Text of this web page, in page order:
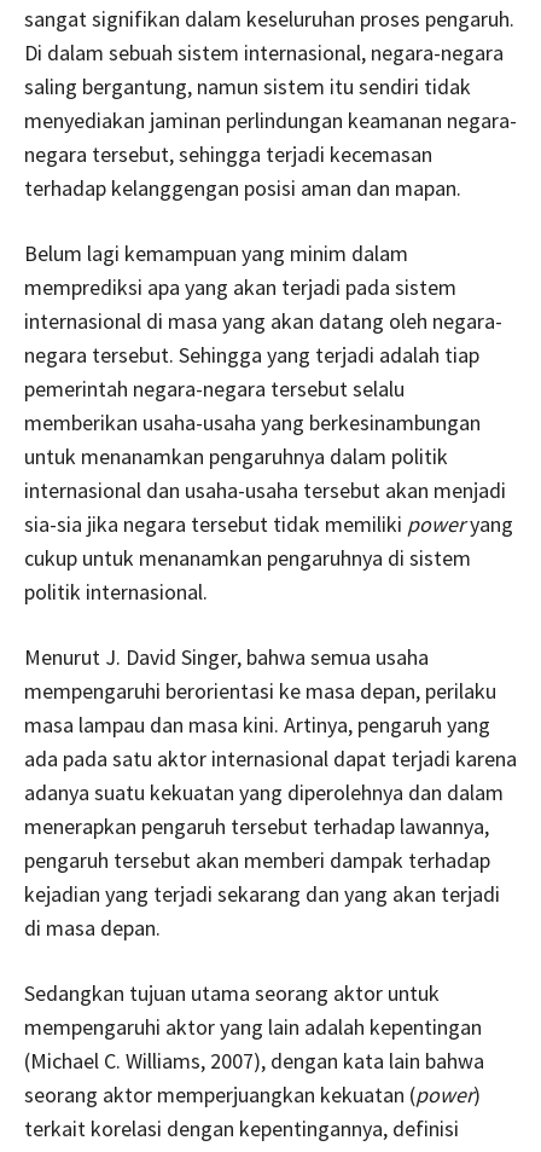
sangat signifikan dalam keseluruhan proses pengaruh.
Di dalam sebuah sistem internasional, negara-negara
saling bergantung, namun sistem itu sendiri tidak
menyediakan jaminan perlindungan keamanan negara-
negara tersebut, sehingga terjadi kecemasan
terhadap kelanggengan posisi aman dan mapan.
Belum lagi kemampuan yang minim dalam
memprediksi apa yang akan terjadi pada sistem
internasional di masa yang akan datang oleh negara-
negara tersebut. Sehingga yang terjadi adalah tiap
pemerintah negara-negara tersebut selalu
memberikan usaha-usaha yang berkesinambungan
untuk menanamkan pengaruhnya dalam politik
internasional dan usaha-usaha tersebut akan menjadi
sia-sia jika negara tersebut tidak memiliki poweryang
cukup untuk menanamkan pengaruhnya di sistem
politik internasional.
Menurut J. David Singer, bahwa semua usaha
mempengaruhi berorientasi ke masa depan, perilaku
masa lampau dan masa kini. Artinya, pengaruh yang
ada pada satu aktor internasional dapat terjadi karena
adanya suatu kekuatan yang diperolehnya dan dalam
menerapkan pengaruh tersebut terhadap lawannya,
pengaruh tersebut akan memberi dampak terhadap
kejadian yang terjadi sekarang dan yang akan terjadi
di masa depan.
Sedangkan tujuan utama seorang aktor untuk
mempengaruhi aktor yang lain adalah kepentingan
(Michael C. Williams, 2007), dengan kata lain bahwa
seorang aktor memperjuangkan kekuatan (power)
terkait korelasi dengan kepentingannya, definisi